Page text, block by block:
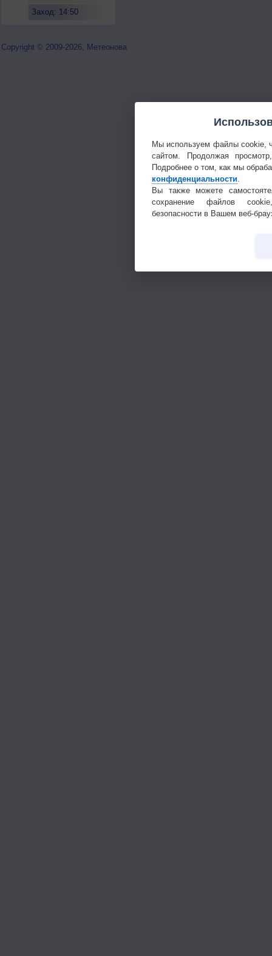
Заход: 14:50
Copyright © 2009-2026, Метеонова
Мы используем файлы cookie,
сайтом. Продолжая
Подробнее о том, как мы
конфиденциальности.
Вы также можете
сохранение файлов
безопасности в Вашем веб-